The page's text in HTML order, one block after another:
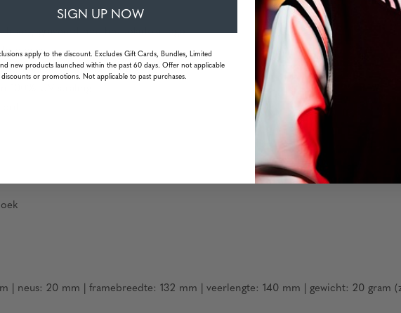
lasergegraveerd met het tokidoki-logo
en vlekbestendig
100% UV-straling
| neus: 20 mm | framebreedte: 132 mm | veerlengte: 140 mm | gewicht: 20 gram
SIGN UP NOW
apply to the discount. Excludes Gift Cards, Bundles, Limited
new products launched within the past 60 days. Offer not applicable
or promotions. Not applicable to past purchases.